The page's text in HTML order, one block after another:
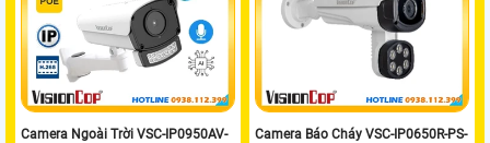
Camera Ngoài Trời VSC-IP0950AV-
Camera Báo Cháy VSC-IP0650R-PS-